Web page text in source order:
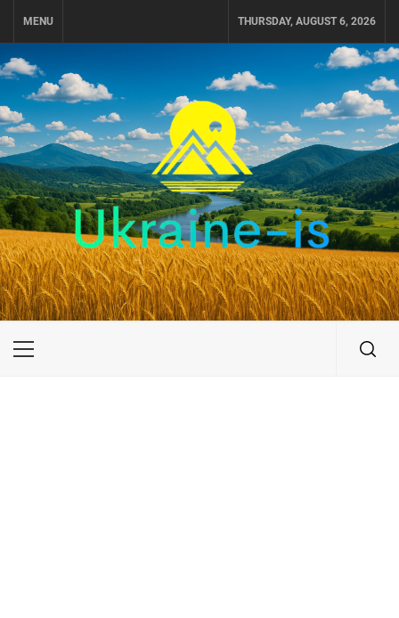
MENU THURSDAY, AUGUST 6, 2026
UKRAINE-IS
ПОДОРОЖI ПО УКРАЇНІ
Primary